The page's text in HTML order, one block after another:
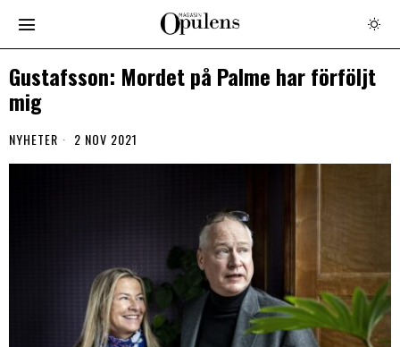
Gustafsson: Mordet på Palme har förföljt
mig
NYHETER 2 NOV 2021